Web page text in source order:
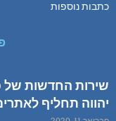
כתבות נוספות
שירות החדשות של
יהווה תחליף